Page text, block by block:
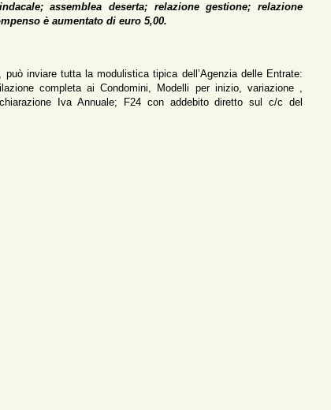
assemblea deserta; relazione gestione; relazione
è aumentato di euro 5,00.
inviare tutta la modulistica tipica dell’Agenzia delle Entrate:
completa ai Condomini, Modelli per inizio, variazione ,
Iva Annuale; F24 con addebito diretto sul c/c del